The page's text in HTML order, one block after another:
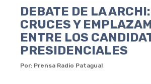
DEBATE DE LA
CRUCES Y
ENTRE LOS
PRESIDENCIALES
Por: Prensa Radio Patagual